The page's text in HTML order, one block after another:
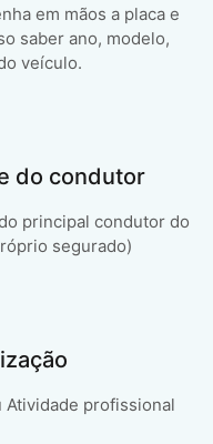
em mãos a placa e
saber ano, modelo,
veículo.
do condutor
principal condutor do
segurado)
Atividade profissional